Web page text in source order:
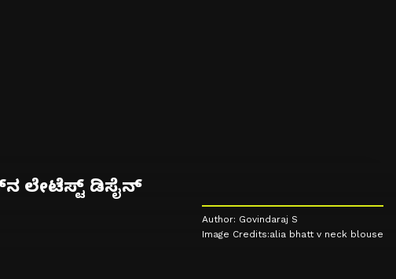
ಲೇಟೆಸ್ಟ್ ಡಿಸೈನ್
Author: Govindaraj S
Image Credits:alia bhatt v neck blouse